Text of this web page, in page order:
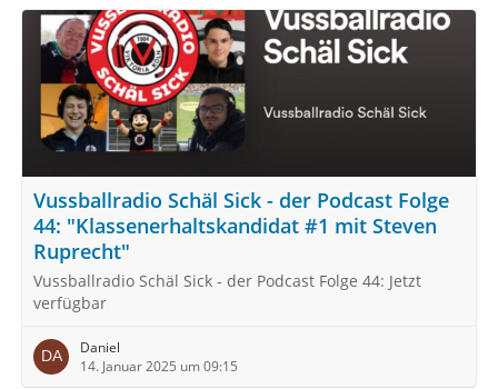
Vussballradio Schäl Sick - der Podcast Folge
44: "Klassenerhaltskandidat #1 mit Steven
Ruprecht"
Vussballradio Schäl Sick - der Podcast Folge 44: Jetzt
verfügbar
Daniel
14. Januar 2025 um 09:15